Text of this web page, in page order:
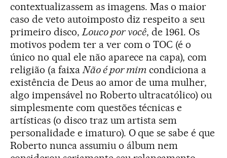
contextualizassem as imagens. Mas o maior
caso de veto autoimposto diz respeito a seu
primeiro disco, Louco por você, de 1961. Os
motivos podem ter a ver com o TOC (é o
único no qual ele não aparece na capa), com
religião (a faixa Não é por mim condiciona a
existência de Deus ao amor de uma mulher,
algo impensável no Roberto ultracatólico) ou
simplesmente com questões técnicas e
artísticas (o disco traz um artista sem
personalidade e imaturo). O que se sabe é que
Roberto nunca assumiu o álbum nem